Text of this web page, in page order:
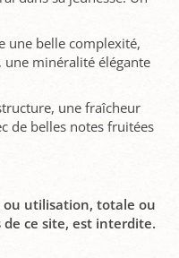
une belle complexité,
minéralité élégante
une fraîcheur
de belles notes fruitées
ou utilisation, totale ou
ce site, est interdite.